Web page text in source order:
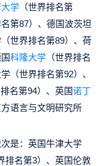
学 （世界排名第
第87）、德国波茨坦
世界排名第89）、荷
科隆大学 （世界排名
（世界排名第92）、
名第94）、英国诺丁
语言与文明研究所
是：英国牛津大学
排名第3）、英国伦敦